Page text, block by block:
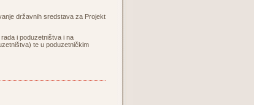
državnih sredstava za Projekt
i poduzetništva i na
te u poduzetničkim